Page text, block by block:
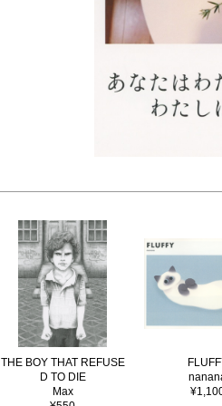
THE BOY THAT REFUSE
D TO DIE
Max